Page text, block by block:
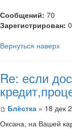
Сообщений: 70
Зарегистрирован:
Вернуться наверх
Re: если
Блёстка » 18 дек
Оксана, на Вашей